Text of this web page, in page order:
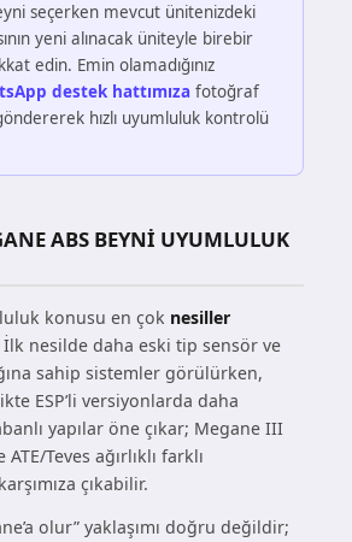
seçerken mevcut ünitenizdeki
yeni alınacak üniteyle birebir
edin. Emin olamadığınız
destek hattımıza fotoğraf
hızlı uyumluluk kontrolü
ABS BEYNI UYUMLULUK
konusu en çok nesiller
İlk nesilde daha eski tip sensör ve
sahip sistemler görülürken,
ESP’li versiyonlarda daha
yapılar öne çıkar; Megane III
Teves ağırlıklı farklı
çıkabilir.
olur” yaklaşımı doğru değildir;